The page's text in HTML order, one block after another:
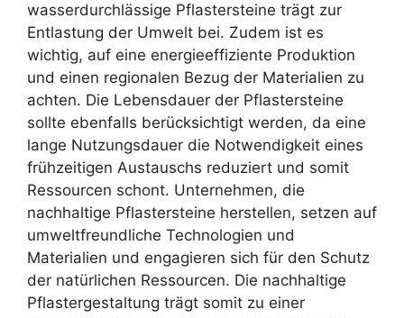
wasserdurchlässige Pflastersteine trägt zur
Entlastung der Umwelt bei. Zudem ist es
wichtig, auf eine energieeffiziente Produktion
und einen regionalen Bezug der Materialien zu
achten. Die Lebensdauer der Pflastersteine
sollte ebenfalls berücksichtigt werden, da eine
lange Nutzungsdauer die Notwendigkeit eines
frühzeitigen Austauschs reduziert und somit
Ressourcen schont. Unternehmen, die
nachhaltige Pflastersteine herstellen, setzen auf
umweltfreundliche Technologien und
Materialien und engagieren sich für den Schutz
der natürlichen Ressourcen. Die nachhaltige
Pflastergestaltung trägt somit zu einer